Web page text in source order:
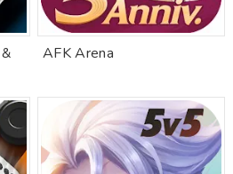
AFK Arena